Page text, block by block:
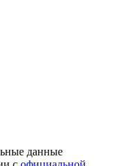
данные